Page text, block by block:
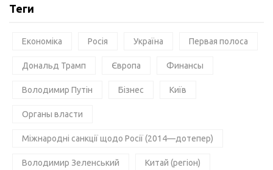
Теги
Економіка Росія Україна Первая полоса
Дональд Трамп Європа Финансы
Володимир Путін Бізнес Київ
Органы власти
Міжнародні санкції щодо Росії (2014—дотепер)
Володимир Зеленський Китай (регіон)